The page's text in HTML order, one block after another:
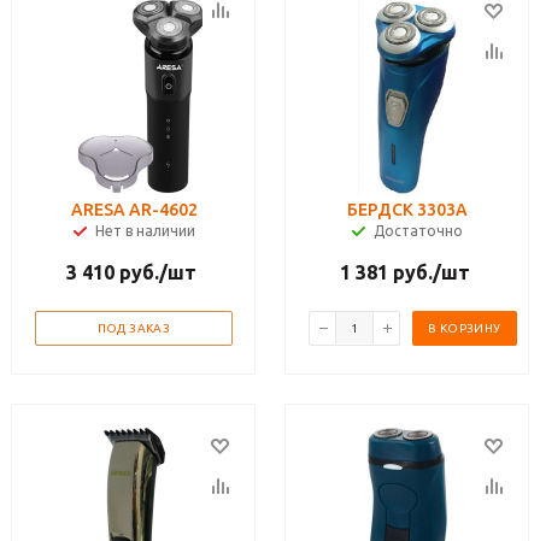
ARESA AR-4602
Нет в наличии
3 410 руб./шт
ПОД ЗАКАЗ
БЕРДСК 3303А
Достаточно
1 381 руб./шт
В КОРЗИНУ